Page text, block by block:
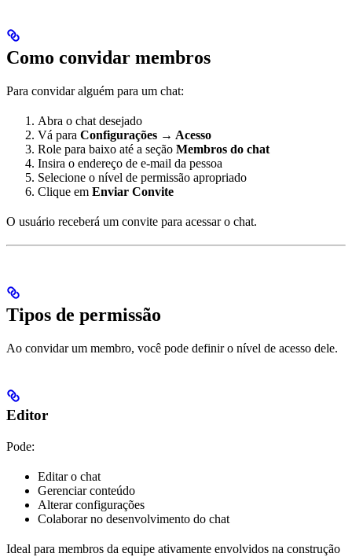
Como convidar membros
Para convidar alguém para um chat:
Abra o chat desejado
Vá para Configurações → Acesso
Role para baixo até a seção Membros do chat
Insira o endereço de e-mail da pessoa
Selecione o nível de permissão apropriado
Clique em Enviar Convite
O usuário receberá um convite para acessar o chat.
Tipos de permissão
Ao convidar um membro, você pode definir o nível de acesso dele.
Editor
Pode:
Editar o chat
Gerenciar conteúdo
Alterar configurações
Colaborar no desenvolvimento do chat
Ideal para membros da equipe ativamente envolvidos na construção